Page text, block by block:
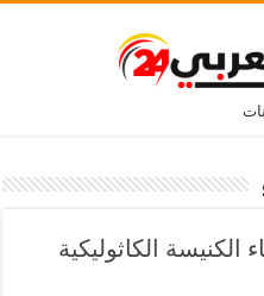
الكاثوليكية